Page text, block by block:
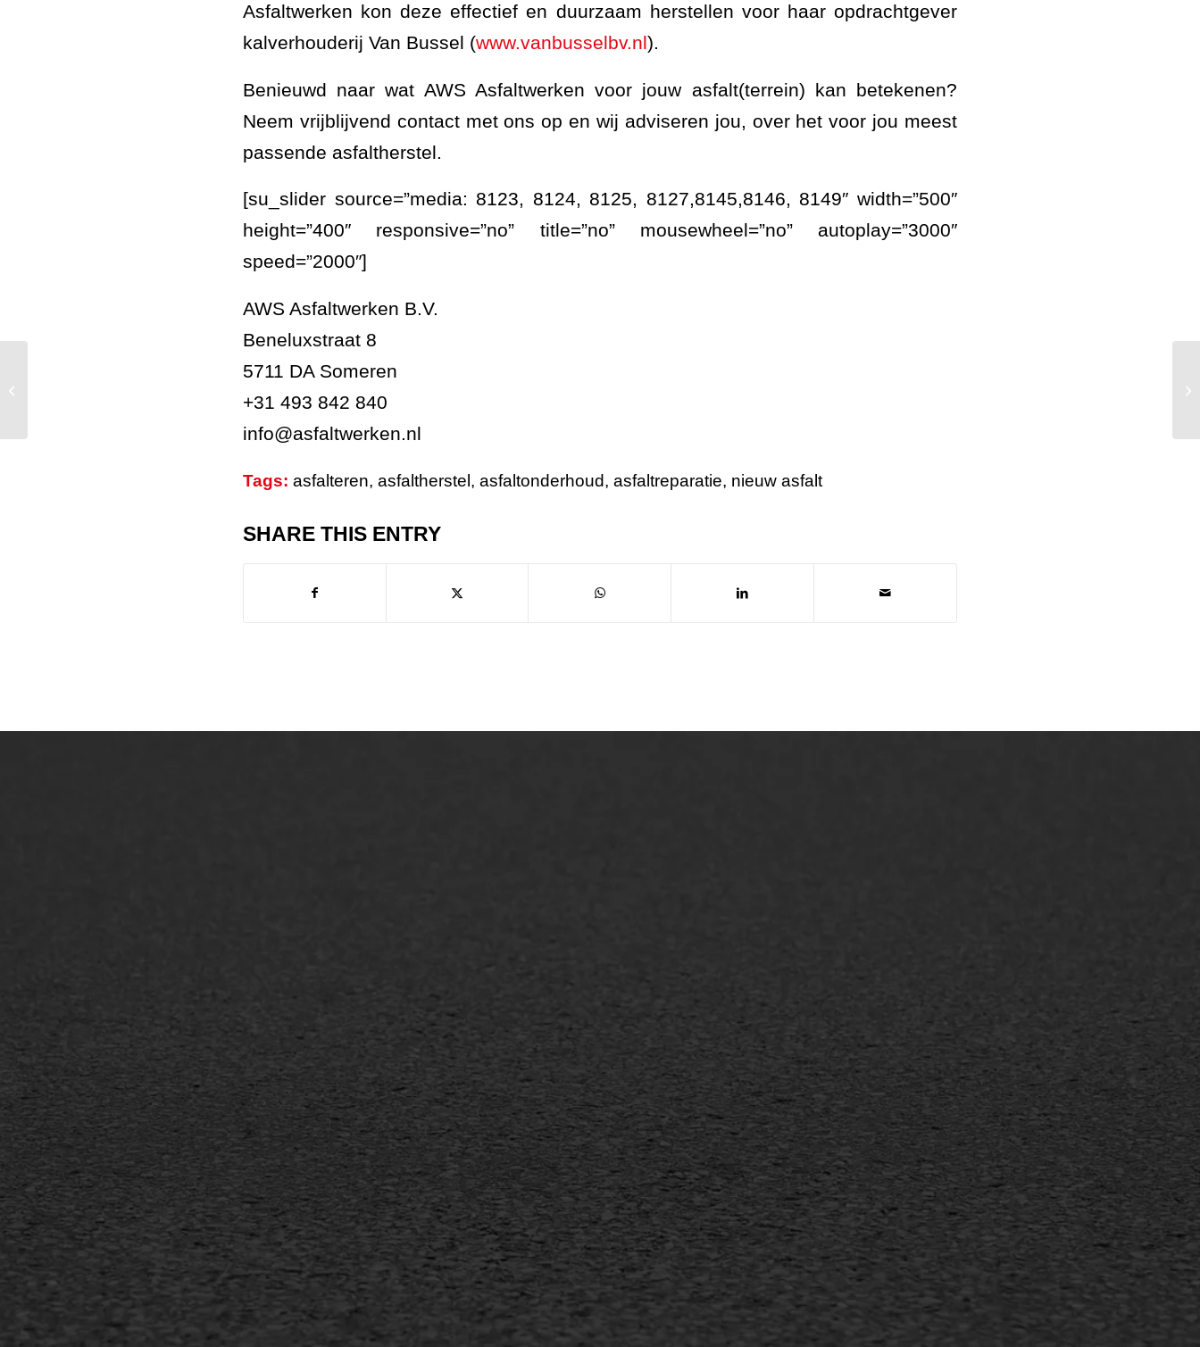
Asfaltwerken kon deze effectief en duurzaam herstellen voor haar opdrachtgever
kalverhouderij Van Bussel (www.vanbusselbv.nl).
Benieuwd naar wat AWS Asfaltwerken voor jouw asfalt(terrein) kan betekenen?
Neem vrijblijvend contact met ons op en wij adviseren jou, over het voor jou meest
passende asfaltherstel.
[su_slider source=”media: 8123, 8124, 8125, 8127,8145,8146, 8149″ width=”500″
height=”400″ responsive=”no” title=”no” mousewheel=”no” autoplay=”3000″
speed=”2000″]
AWS Asfaltwerken B.V.
Beneluxstraat 8
5711 DA Someren
+31 493 842 840
info@asfaltwerken.nl
Tags: asfalteren, asfaltherstel, asfaltonderhoud, asfaltreparatie, nieuw asfalt
SHARE THIS ENTRY
Markering verlagen
WIJ WERKEN VOOR
GWW aannemers
Overheid
Industrie & MKB
Agrarische bedrijven
Bitumineuze voegvulling
Gietasfalt reparatie
Verwijderen markering
Vlakslijpen
Inschrijven nieuwsbrief
Duurzaam ondernemen